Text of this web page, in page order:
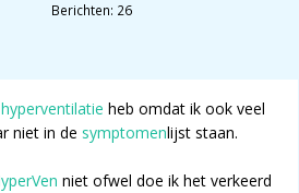
Berichten: 26
hyperventilatie heb omdat ik ook veel
niet in de symptomenlijst staan.
niet ofwel doe ik het verkeerd